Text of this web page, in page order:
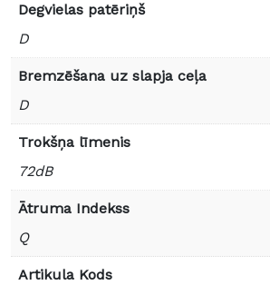
Degvielas patēriņš
D
Bremzēšana uz slapja ceļa
D
Trokšņa līmenis
72dB
Ātruma Indekss
Q
Artikula Kods